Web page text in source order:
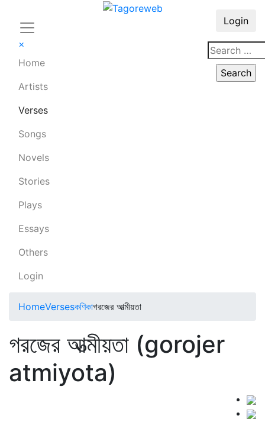
×
Home
Artists
Verses
Songs
Novels
Stories
Plays
Essays
Others
Login
Login
HomeVersesকণিকাগরজের আত্মীয়তা
গরজের আত্মীয়তা (gorojer
atmiyota)